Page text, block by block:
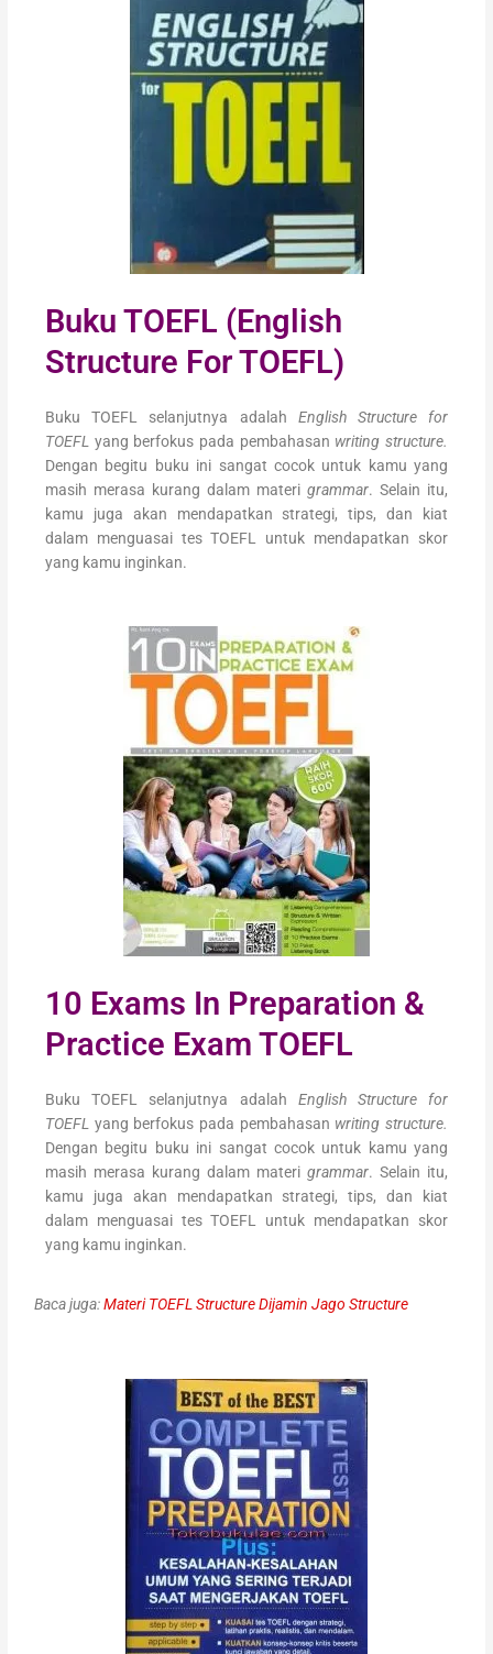
Buku TOEFL (English
Structure For TOEFL)
Buku TOEFL selanjutnya adalah English Structure for
TOEFL yang berfokus pada pembahasan writing structure.
Dengan begitu buku ini sangat cocok untuk kamu yang
masih merasa kurang dalam materi grammar. Selain itu,
kamu juga akan mendapatkan strategi, tips, dan kiat
dalam menguasai tes TOEFL untuk mendapatkan skor
yang kamu inginkan.
10 Exams In Preparation &
Practice Exam TOEFL
Buku TOEFL selanjutnya adalah English Structure for
TOEFL yang berfokus pada pembahasan writing structure.
Dengan begitu buku ini sangat cocok untuk kamu yang
masih merasa kurang dalam materi grammar. Selain itu,
kamu juga akan mendapatkan strategi, tips, dan kiat
dalam menguasai tes TOEFL untuk mendapatkan skor
yang kamu inginkan.
Baca juga:Materi TOEFL Structure Dijamin Jago Structure